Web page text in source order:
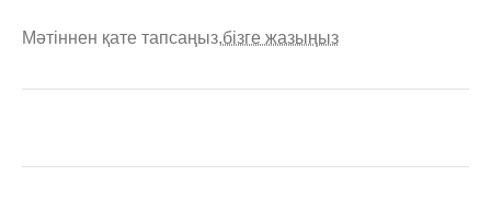
Мәтіннен қате тапсаңыз,бізге жазыңыз